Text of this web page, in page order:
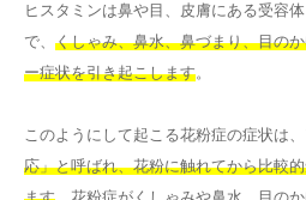
ヒスタミンは鼻や目、皮膚にある受容
で、 くしゃみ、鼻水、鼻づまり、目の
ー症状を引き起こします。
このようにして起こる花粉症の症状は
応」と呼ばれ、花粉に触れてから比較